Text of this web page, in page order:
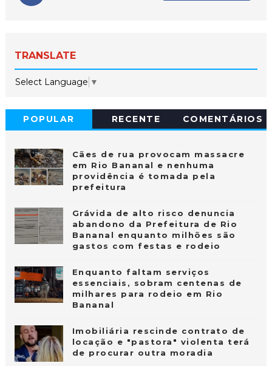
TRANSLATE
Select Language ▼
POPULAR RECENTE COMENTÁRIOS
Cães de rua provocam massacre
em Rio Bananal e nenhuma
providência é tomada pela
prefeitura
Grávida de alto risco denuncia
abandono da Prefeitura de Rio
Bananal enquanto milhões são
gastos com festas e rodeio
Enquanto faltam serviços
essenciais, sobram centenas de
milhares para rodeio em Rio
Bananal
Imobiliária rescinde contrato de
locação e "pastora" violenta terá
de procurar outra moradia